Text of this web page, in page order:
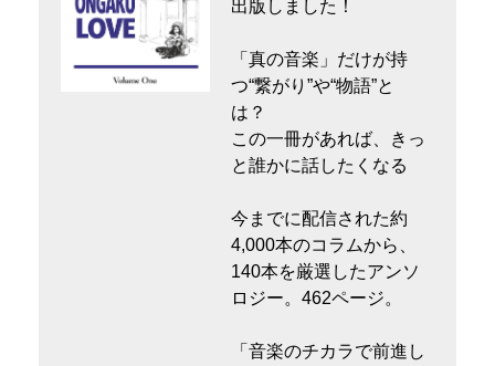
出版しました！
「真の音楽」だけが持
つ“繋がり”や“物語”と
は？
この一冊があれば、きっ
と誰かに話したくなる
今までに配信された約
4,000本のコラムから、
140本を厳選したアンソ
ロジー。462ページ。
「音楽のチカラで前進し